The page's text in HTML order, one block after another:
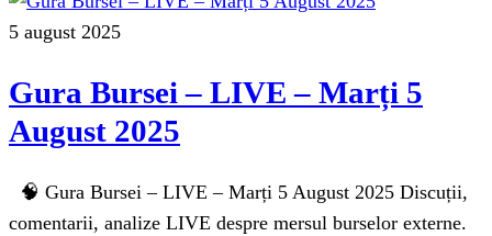
5 august 2025
Gura Bursei – LIVE – Marți 5
August 2025
🧠 Gura Bursei – LIVE – Marți 5 August 2025 Discuții,
comentarii, analize LIVE despre mersul burselor externe.